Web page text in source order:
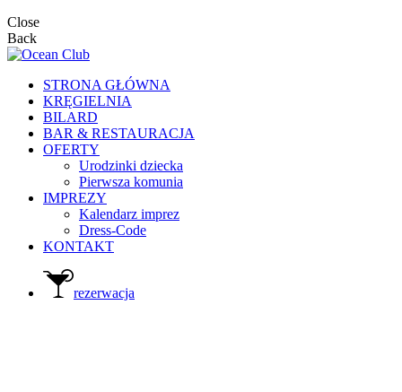
Close
Back
STRONA GŁÓWNA
KRĘGIELNIA
BILARD
BAR & RESTAURACJA
OFERTY
Urodzinki dziecka
Pierwsza komunia
IMPREZY
Kalendarz imprez
Dress-Code
KONTAKT
rezerwacja